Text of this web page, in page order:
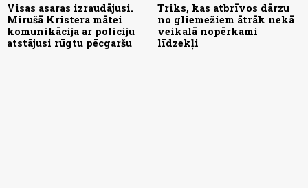
Visas asaras izraudājusi.
Mirušā Kristera mātei
komunikācija ar policiju
atstājusi rūgtu pēcgaršu
Triks, kas atbrīvos dārzu
no gliemežiem ātrāk nekā
veikalā nopērkami
līdzekļi